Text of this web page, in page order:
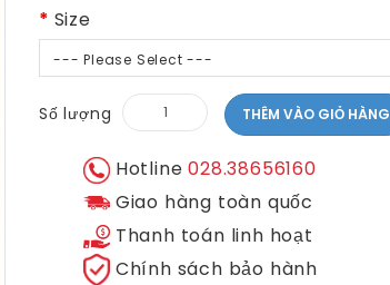
Size
--- Please Select ---
Số lượng THÊM VÀO GIỎ HÀNG
Hotline028.38656160
Giao hàng toàn quốc
Thanh toán linh hoạt
Chính sách bảo hành